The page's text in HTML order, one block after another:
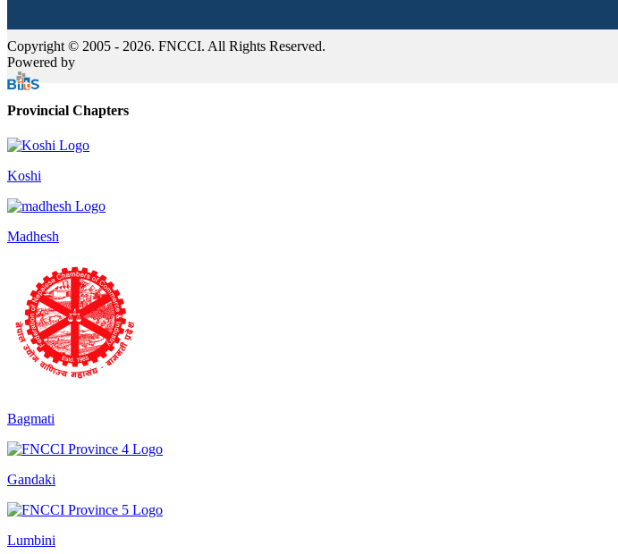
Copyright © 2005 - 2026. FNCCI. All Rights Reserved.
Powered by
Provincial Chapters
Koshi
Madhesh
Bagmati
Gandaki
Lumbini